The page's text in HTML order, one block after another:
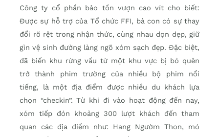
Công ty cổ phần bảo tồn vượn cao vít cho biết:
Được sự hỗ trợ của Tổ chức FFI, bà con có sự thay
đổi rõ rệt trong nhận thức, cùng nhau dọn dẹp, giữ
gìn vệ sinh đường làng ngõ xóm sạch đẹp. Đặc biệt,
đã biến khu rừng vầu từ một khu vực bị bỏ quên
trở thành phim trường của nhiều bộ phim nổi
tiếng, là một địa điểm được nhiều du khách lựa
chọn “checkin”. Từ khi đi vào hoạt động đến nay,
xóm tiếp đón khoảng 300 lượt khách đến tham
quan các địa điểm như: Hang Ngườm Thon, mó